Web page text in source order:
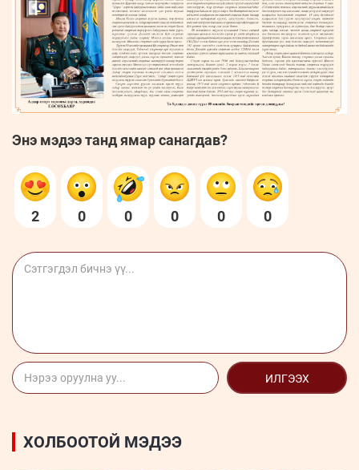
Энэ мэдээ танд ямар санагдав?
2 0 0 0 0 0
ИЛГЭЭХ
ХОЛБООТОЙ МЭДЭЭ